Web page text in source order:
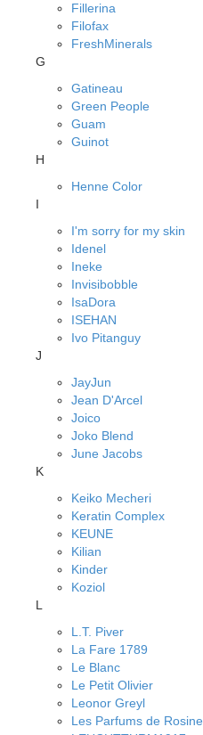
Fillerina
Filofax
FreshMinerals
G
Gatineau
Green People
Guam
Guinot
H
Henne Color
I
I'm sorry for my skin
Idenel
Ineke
Invisibobble
IsaDora
ISEHAN
Ivo Pitanguy
J
JayJun
Jean D'Arcel
Joico
Joko Blend
June Jacobs
K
Keiko Mecheri
Keratin Complex
KEUNE
Kilian
Kinder
Koziol
L
L.T. Piver
La Fare 1789
Le Blanc
Le Petit Olivier
Leonor Greyl
Les Parfums de Rosine